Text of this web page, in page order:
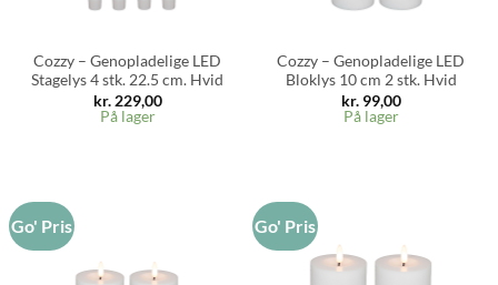
Cozzy – Genopladelige LED
Stagelys 4 stk. 22.5 cm. Hvid
kr.229,00
På lager
Cozzy – Genopladelige LED
Bloklys 10 cm 2 stk. Hvid
kr.99,00
På lager
Go' Pris Go' Pris